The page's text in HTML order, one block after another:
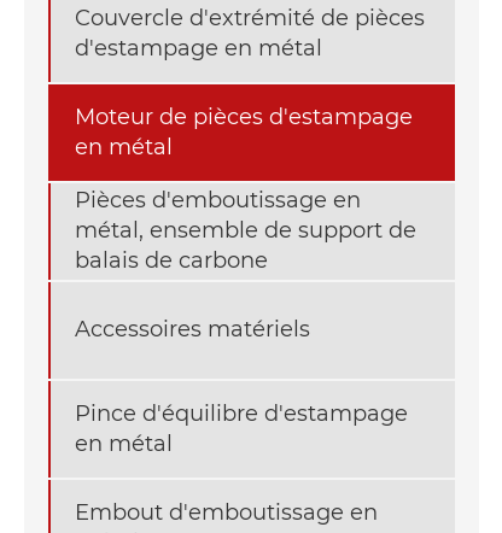
Couvercle d'extrémité de pièces
d'estampage en métal
Moteur de pièces d'estampage
en métal
Pièces d'emboutissage en
métal, ensemble de support de
balais de carbone
Accessoires matériels
Pince d'équilibre d'estampage
en métal
Embout d'emboutissage en